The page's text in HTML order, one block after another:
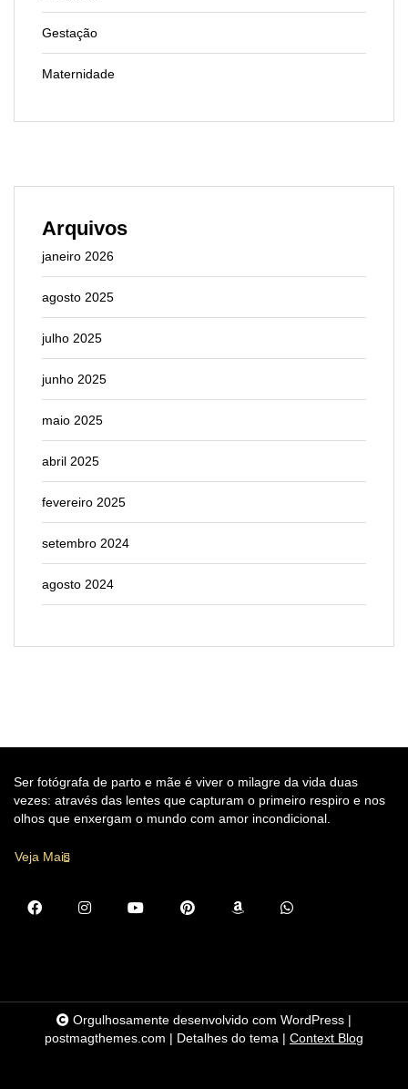
Gestação
Maternidade
Arquivos
janeiro 2026
agosto 2025
julho 2025
junho 2025
maio 2025
abril 2025
fevereiro 2025
setembro 2024
agosto 2024
Ser fotógrafa de parto e mãe é viver o milagre da vida duas
vezes: através das lentes que capturam o primeiro respiro e nos
olhos que enxergam o mundo com amor incondicional.
Veja Mais
Orgulhosamente desenvolvido com WordPress
postmagthemes.com
Detalhes do tema Context Blog